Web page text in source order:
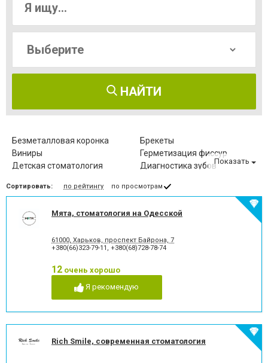
НАЙТИ
Безметалловая коронка
Брекеты
Виниры
Герметизация фиссур
Детская стоматология
Диагностика зубов
Исправление диастемы
Клиновидный дефект зубов
зубов
Коронка
Лазерное отбеливание
Лазеротерапия в
Лечение альвеолита
Лечение гиперестезии
височно-нижнечелюстного
сустава
Лечение зубов
беременности
Показать
Сортировать: по рейтингу по просмотрам
Мята, стоматология на Одесской
61000, Харьков, проспект Байрона, 7
+380(66)323-79-11 , +380(68)728-78-74
12 очень хорошо
Я рекомендую
Rich Smile, современная стоматология